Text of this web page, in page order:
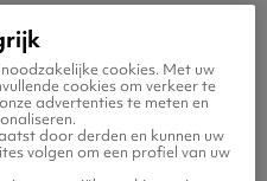
en betalen
of huurauto voor
cookies. Met uw
cookies om verkeer te
advertenties te meten en
door derden en kunnen uw
volgen om een profiel van uw